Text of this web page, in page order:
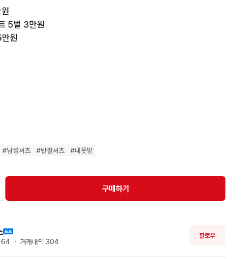
5벌 3만원
원
렴한 제품과 퀄리티 좋은 제품들이 다양합니다. 중고특성상 사용
습니다.
원  제주 외 도서산간지역은 6,500원입니다.
해드립니다. 채팅톡으로 문의바랍니다.
#남성셔츠 #반팔셔츠 #내옷방
구매하기
64 ・ 거래내역 304
팔로우